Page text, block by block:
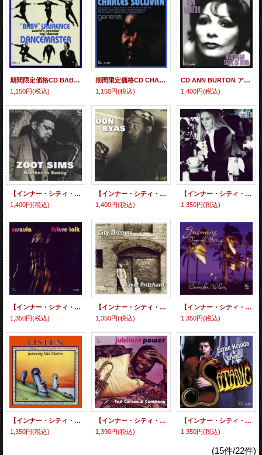
期間限定価格CD BABY LAURENCE ベイビー・ローレンス / ダンスマスター『SOLID JAZZ GIANTS』-PREMIUM SALE-期間限定盤
1,150円(税込)
期間限定価格CD CHARLES SULLIVAN チャールズ・サリヴァン / ジェネシス『SOLID JAZZ GIANTS』-PREMIUM SALE-期間限定盤
1,150円(税込)
CD ANN BURTON アン・バートン / NEW YORK STATE OF MIND ニューヨーク・ステイト・オブ・マインド
1,400円(税込)
【インナー・シティ・レコード JAZZY GROOVE CLASSICS第一期！】 CD ZOOT SIMS ズート・シムズ / BROTHER IN SWING ブラザー・イン・スウィング
1,400円(税込)
【インナー・シティ・レコード JAZZY GROOVE CLASSICS第一期！】 CD DON BYAS ドン・バイアス / ドン・バイアス
1,400円(税込)
【インナー・シティ・レコード JAZZY GROOVE CLASSICS第一期！】CD CYBILL SHEPHERD シビル・シェパード / マッド・アバウト・ザ・ボーイ
1,350円(税込)
【インナー・シティ・レコード JAZZY GROOVE CLASSICS第一期！】 CD URSZULA DUDZIAK ウルシュラ・ドゥジャク / フューチャー・トーク
1,350円(税込)
【インナー・シティ・レコード JAZZY GROOVE CLASSICS第一期！】 CD DAVID PRITCHARD デイヴィッド・プリチャード / シティ・ドリームス
1,350円(税込)
【インナー・シティ・レコード JAZZY GROOVE CLASSICS第一期！】 CD JASMINE featuring Cassandra Wilson ジャスミン・フィーチャリング・カサンドラ・ウィルソン / トロピカル・ブリーズ
1,350円(税込)
【インナー・シティ・レコード JAZZY GROOVE CLASSICS第一期！】 CD LISTEN feat.Mel Martin リッスン・フィーチャリング・メル・マーティン / リッスン・フィーチャリング・メル・マーティン
1,350円(税込)
【インナー・シティ・レコード JAZZY GROOVE CLASSICS第一期！】 CD TED CURSON & COMPANY テッド・カーソン＆カンパニー / ジュビラント・パワー
1,390円(税込)
【インナー・シティ・レコード JAZZY GROOVE CLASSICS第一期！】 CD ERNIE KRIVDA & FRIENDS アーニー・クリヴダ＆フレンズ / サタニック
1,350円(税込)
(15件/22件)